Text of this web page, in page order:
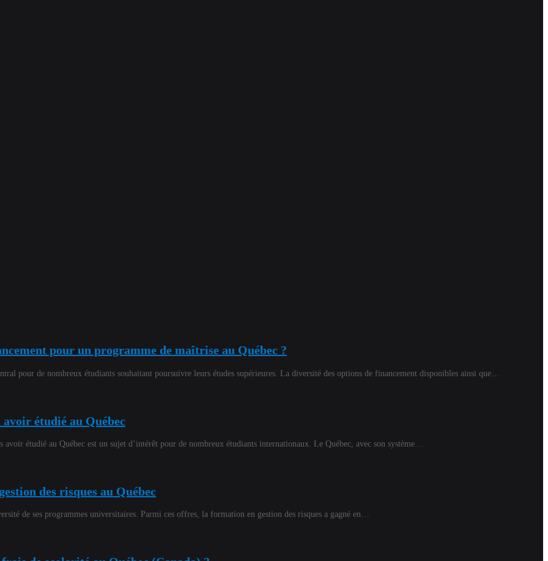
pour un programme de maîtrise au Québec ?
pour de nombreux étudiants souhaitant poursuivre leurs études supérieures. La diversité des options de financement disponibles ainsi que…
étudié au Québec
avoir étudié au Québec est un sujet d’intérêt pour de nombreux étudiants internationaux. Le Québec, avec son système…
des risques au Québec
de ses programmes universitaires. Parmi ces offres, la formation en gestion des risques a gagné en…